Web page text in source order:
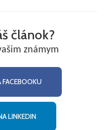
článok?
známym
FACEBOOKU
LINKEDIN